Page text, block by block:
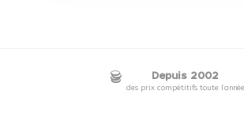
Depuis 2002
des prix compétitifs toute l'année